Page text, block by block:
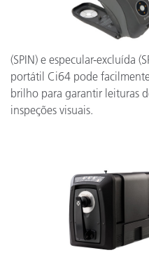
(SPIN) e especular-excluída
portátil Ci64 pode
brilho para garantir leituras
inspeções visuais.